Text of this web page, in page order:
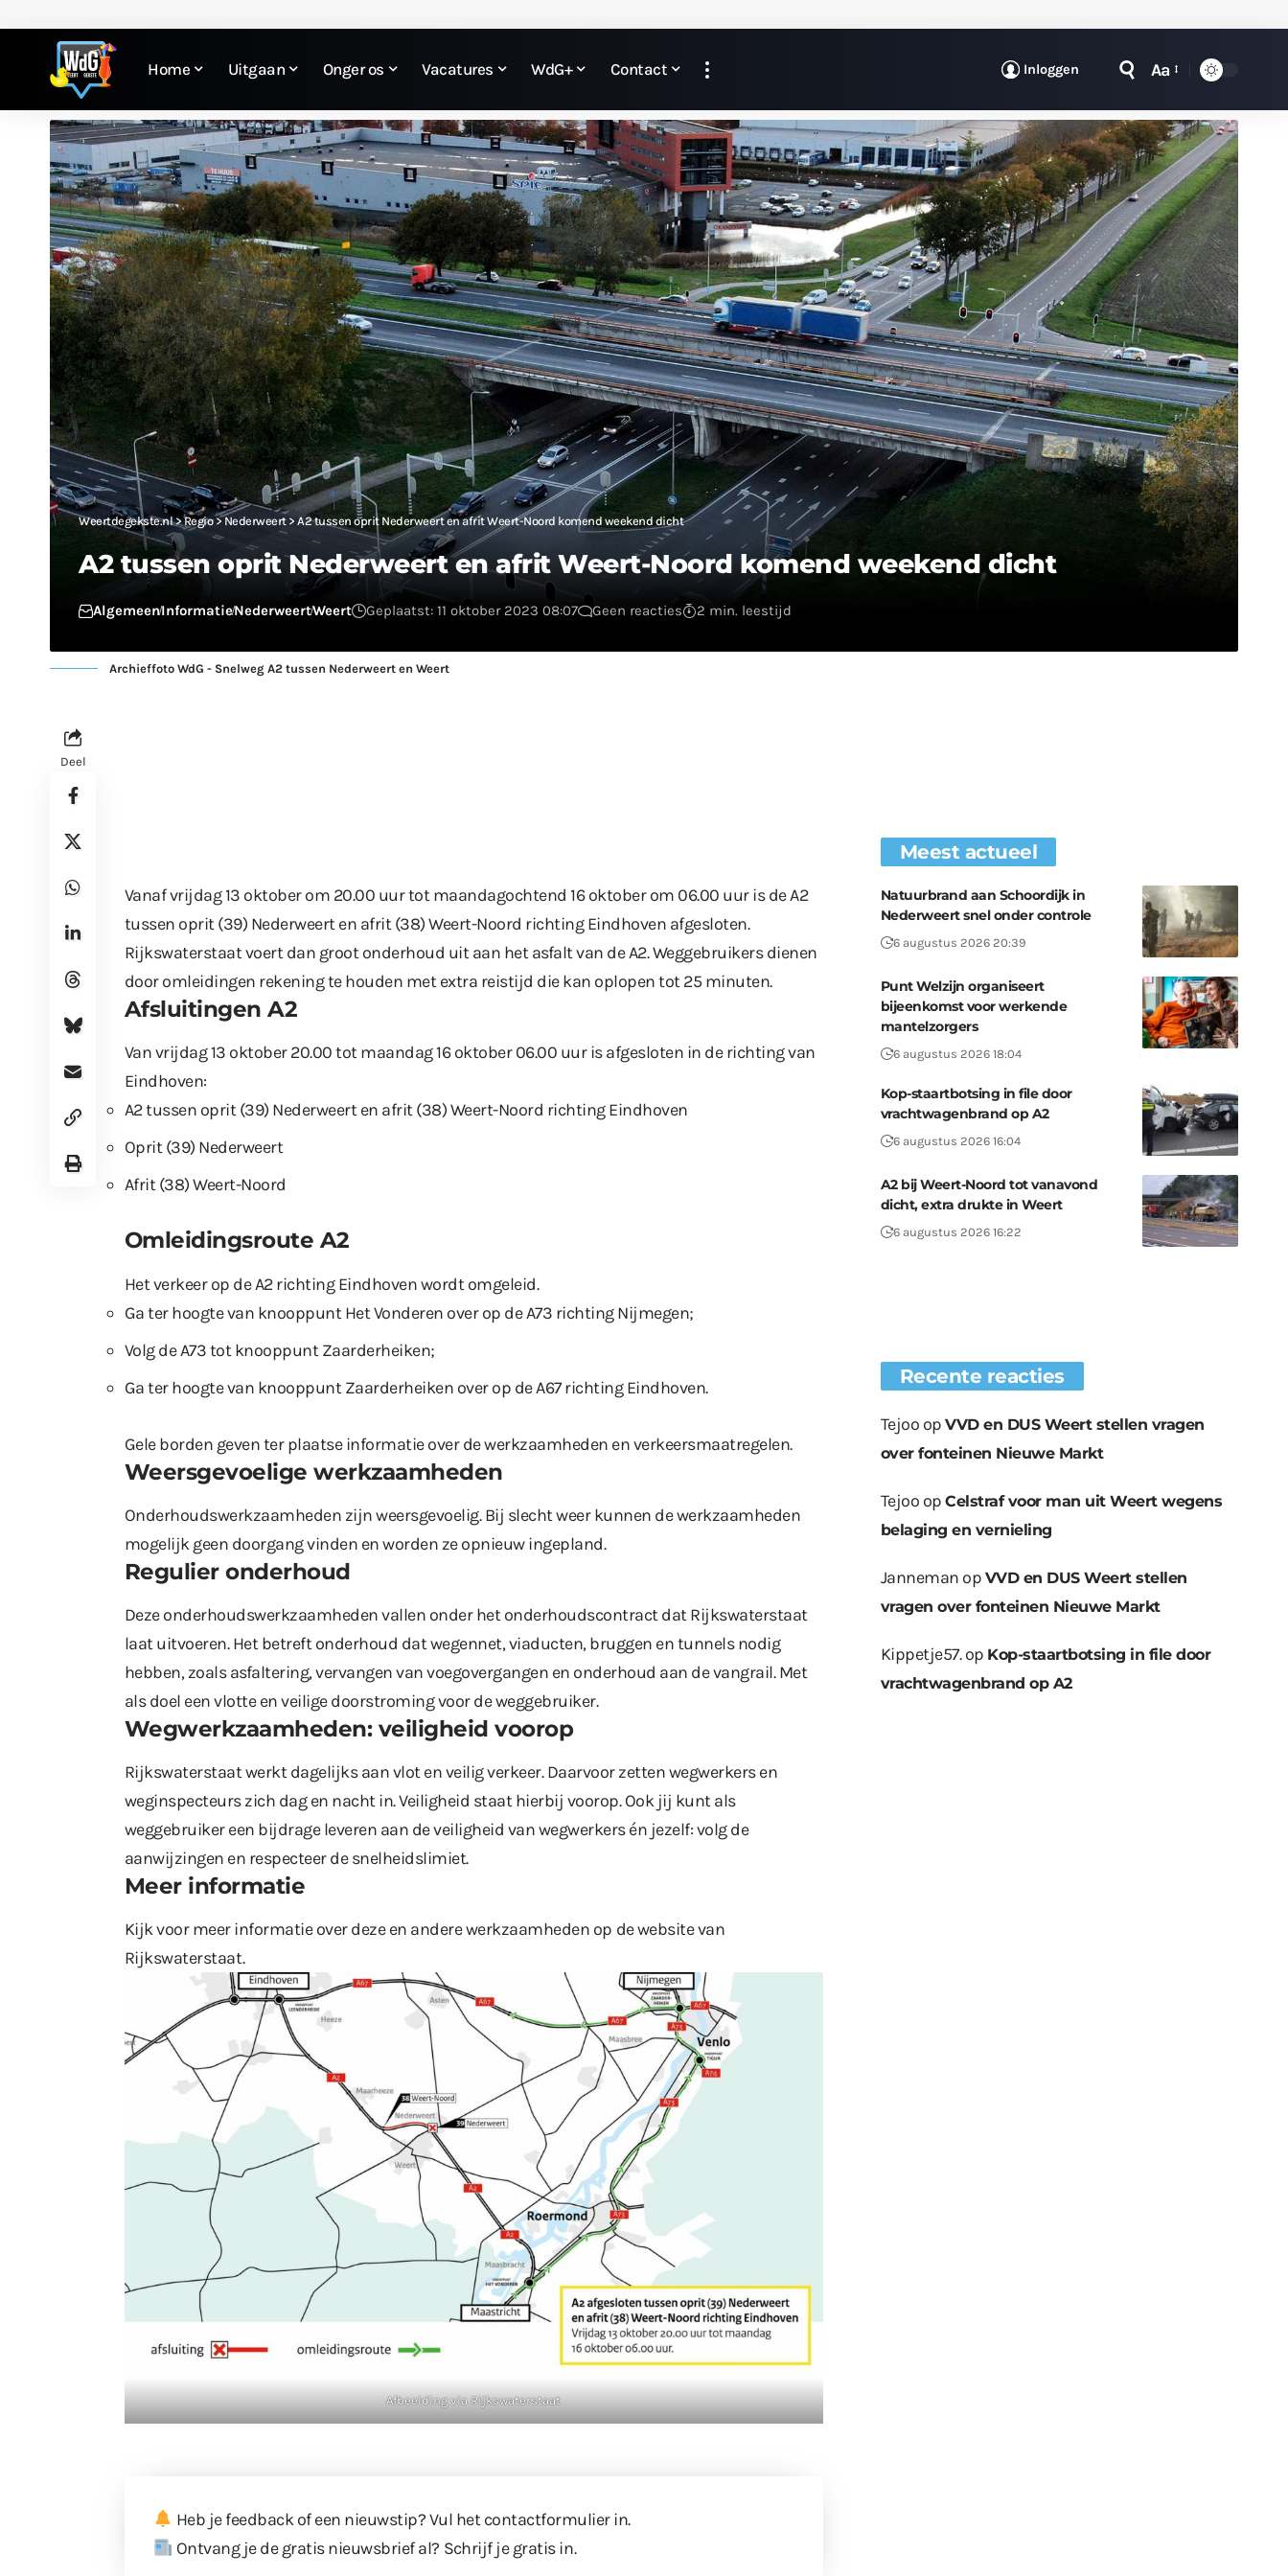
Home Uitgaan Onger os Vacatures WdG+ Contact Inloggen Aa
Weertdegekste.nl>Regio>Nederweert> A2 tussen oprit Nederweert en afrit Weert-Noord komend weekend dicht
A2 tussen oprit Nederweert en afrit Weert-Noord komend weekend dicht
AlgemeenInformatieNederweertWeert Geplaatst: 11 oktober 2023 08:07 Geen reacties 2 min. leestijd
Archieffoto WdG - Snelweg A2 tussen Nederweert en Weert
Deel
Vanaf vrijdag 13 oktober om 20.00 uur tot maandagochtend 16 oktober om 06.00 uur is de A2
tussen oprit (39) Nederweert en afrit (38) Weert-Noord richting Eindhoven afgesloten.
Rijkswaterstaat voert dan groot onderhoud uit aan het asfalt van de A2. Weggebruikers dienen
door omleidingen rekening te houden met extra reistijd die kan oplopen tot 25 minuten.
Afsluitingen A2
Van vrijdag 13 oktober 20.00 tot maandag 16 oktober 06.00 uur is afgesloten in de richting van
Eindhoven:
A2 tussen oprit (39) Nederweert en afrit (38) Weert-Noord richting Eindhoven
Oprit (39) Nederweert
Afrit (38) Weert-Noord
Omleidingsroute A2
Het verkeer op de A2 richting Eindhoven wordt omgeleid.
Ga ter hoogte van knooppunt Het Vonderen over op de A73 richting Nijmegen;
Volg de A73 tot knooppunt Zaarderheiken;
Ga ter hoogte van knooppunt Zaarderheiken over op de A67 richting Eindhoven.
Gele borden geven ter plaatse informatie over de werkzaamheden en verkeersmaatregelen.
Weersgevoelige werkzaamheden
Onderhoudswerkzaamheden zijn weersgevoelig. Bij slecht weer kunnen de werkzaamheden
mogelijk geen doorgang vinden en worden ze opnieuw ingepland.
Regulier onderhoud
Deze onderhoudswerkzaamheden vallen onder het onderhoudscontract dat Rijkswaterstaat
laat uitvoeren. Het betreft onderhoud dat wegennet, viaducten, bruggen en tunnels nodig
hebben, zoals asfaltering, vervangen van voegovergangen en onderhoud aan de vangrail. Met
als doel een vlotte en veilige doorstroming voor de weggebruiker.
Wegwerkzaamheden: veiligheid voorop
Rijkswaterstaat werkt dagelijks aan vlot en veilig verkeer. Daarvoor zetten wegwerkers en
weginspecteurs zich dag en nacht in. Veiligheid staat hierbij voorop. Ook jij kunt als
weggebruiker een bijdrage leveren aan de veiligheid van wegwerkers én jezelf: volg de
aanwijzingen en respecteer de snelheidslimiet.
Meer informatie
Kijk voor meer informatie over deze en andere werkzaamheden op de website van
Rijkswaterstaat.
Afbeelding via Rijkswaterstaat
Heb je feedback of een nieuwstip? Vul het contactformulierin.
Ontvang je de gratis nieuwsbrief al? Schrijf je gratis in.
Meest actueel
Natuurbrand aan Schoordijk in
Nederweert snel onder controle
6 augustus 2026 20:39
Punt Welzijn organiseert
bijeenkomst voor werkende
mantelzorgers
6 augustus 2026 18:04
Kop-staartbotsing in file door
vrachtwagenbrand op A2
6 augustus 2026 16:04
A2 bij Weert-Noord tot vanavond
dicht, extra drukte in Weert
6 augustus 2026 16:22
Recente reacties
Tejoo opVVD en DUS Weert stellen vragen
over fonteinen Nieuwe Markt
Tejoo opCelstraf voor man uit Weert wegens
belaging en vernieling
Janneman op VVD en DUS Weert stellen
vragen over fonteinen Nieuwe Markt
Kippetje57.op Kop-staartbotsing in file door
vrachtwagenbrand op A2